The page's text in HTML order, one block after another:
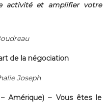
activité et amplifier votre
de la négociation
Joseph
Amérique) – Vous êtes le